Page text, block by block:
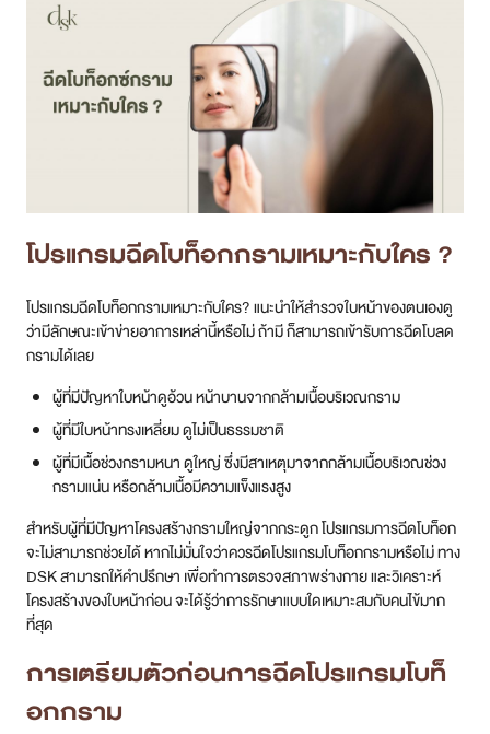
โปรแกรมฉีดโบท็อกกรามเหมาะกับใคร ?
โปรแกรมฉีดโบท็อกกรามเหมาะกับใคร? แนะนำให้สำรวจใบหน้าของตนเองดู
ว่ามีลักษณะเข้าข่ายอาการเหล่านี้หรือไม่ ถ้ามี ก็สามารถเข้ารับการฉีดโบลด
กรามได้เลย
ผู้ที่มีปัญหาใบหน้าดูอ้วน หน้าบานจากกล้ามเนื้อบริเวณกราม
ผู้ที่มีใบหน้าทรงเหลี่ยม ดูไม่เป็นธรรมชาติ
ผู้ที่มีเนื้อช่วงกรามหนา ดูใหญ่ ซึ่งมีสาเหตุมาจากกล้ามเนื้อบริเวณช่วง
กรามแน่น หรือกล้ามเนื้อมีความแข็งแรงสูง
สำหรับผู้ที่มีปัญหาโครงสร้างกรามใหญ่จากกระดูก โปรแกรมการฉีดโบท็อก
จะไม่สามารถช่วยได้ หากไม่มั่นใจว่าควรฉีดโปรแกรมโบท็อกกรามหรือไม่ ทาง
DSK สามารถให้คำปรึกษา เพื่อทำการตรวจสภาพร่างกาย และวิเคราะห์
โครงสร้างของใบหน้าก่อน จะได้รู้ว่าการรักษาแบบใดเหมาะสมกับคนไข้มาก
ที่สุด
การเตรียมตัวก่อนการฉีดโปรแกรมโบท็
อกกราม